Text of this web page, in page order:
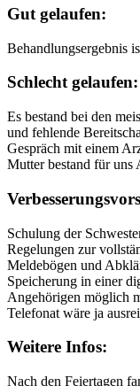
Gut gelaufen:
Behandlungsergebnis
Schlecht gelaufen:
Es bestand bei den
und fehlende
Gespräch mit einem
Mutter bestand für uns
Schulung der
Regelungen zur
Meldebögen und
Speicherung in einer
Angehörigen möglich
Telefonat wäre ja
Weitere Infos:
Nach den Feiertagen